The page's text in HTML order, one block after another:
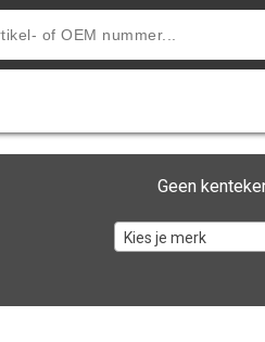
Geen
Kies je merk